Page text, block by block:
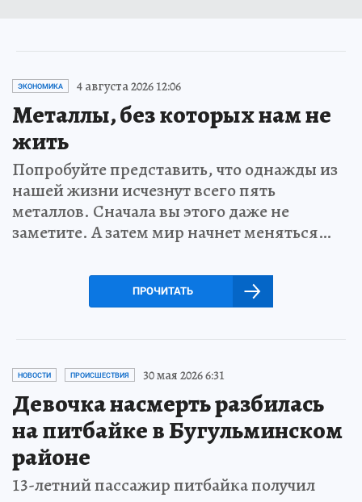
ЭКОНОМИКА 4 августа 2026 12:06
Металлы, без которых нам не
жить
Попробуйте представить, что однажды из
нашей жизни исчезнут всего пять
металлов. Сначала вы этого даже не
заметите. А затем мир начнет меняться…
ПРОЧИТАТЬ
НОВОСТИ ПРОИСШЕСТВИЯ 30 мая 2026 6:31
Девочка насмерть разбилась
на питбайке в Бугульминском
районе
13-летний пассажир питбайка получил